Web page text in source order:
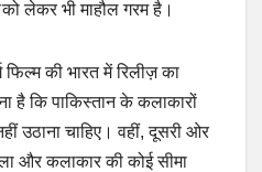
लेकर भी माहौल गरम है।
फिल्म की भारत में रिलीज़ का
है कि पाकिस्तान के कलाकारों
उठाना चाहिए। वहीं, दूसरी ओर
और कलाकार की कोई सीमा